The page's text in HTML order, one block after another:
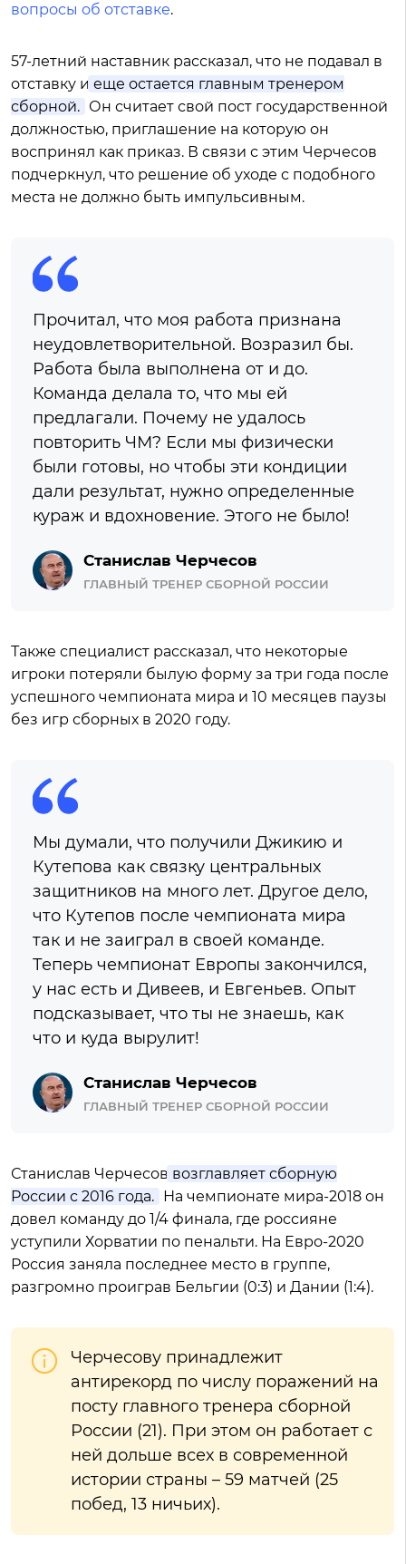
вопросы об отставке.
57-летний наставник рассказал, что не подавал в
отставку и еще остается главным тренером
сборной. Он считает свой пост государственной
должностью, приглашение на которую он
воспринял как приказ. В связи с этим Черчесов
подчеркнул, что решение об уходе с подобного
места не должно быть импульсивным.
Прочитал, что моя работа признана
неудовлетворительной. Возразил бы.
Работа была выполнена от и до.
Команда делала то, что мы ей
предлагали. Почему не удалось
повторить ЧМ? Если мы физически
были готовы, но чтобы эти кондиции
дали результат, нужно определенные
кураж и вдохновение. Этого не было!
Станислав Черчесов
ГЛАВНЫЙ ТРЕНЕР СБОРНОЙ РОССИИ
Также специалист рассказал, что некоторые
игроки потеряли былую форму за три года после
успешного чемпионата мира и 10 месяцев паузы
без игр сборных в 2020 году.
Мы думали, что получили Джикию и
Кутепова как связку центральных
защитников на много лет. Другое дело,
что Кутепов после чемпионата мира
так и не заиграл в своей команде.
Теперь чемпионат Европы закончился,
у нас есть и Дивеев, и Евгеньев. Опыт
подсказывает, что ты не знаешь, как
что и куда вырулит!
Станислав Черчесов
ГЛАВНЫЙ ТРЕНЕР СБОРНОЙ РОССИИ
Станислав Черчесов возглавляет сборную
России с 2016 года.
На чемпионате мира-2018 он
довел команду до 1/4 финала, где россияне
уступили Хорватии по пенальти. На Евро-2020
Россия заняла последнее место в группе,
разгромно проиграв Бельгии (0:3) и Дании (1:4).
Черчесову принадлежит
антирекорд по числу поражений на
посту главного тренера сборной
России (21). При этом он работает с
ней дольше всех в современной
истории страны – 59 матчей (25
побед, 13 ничьих).